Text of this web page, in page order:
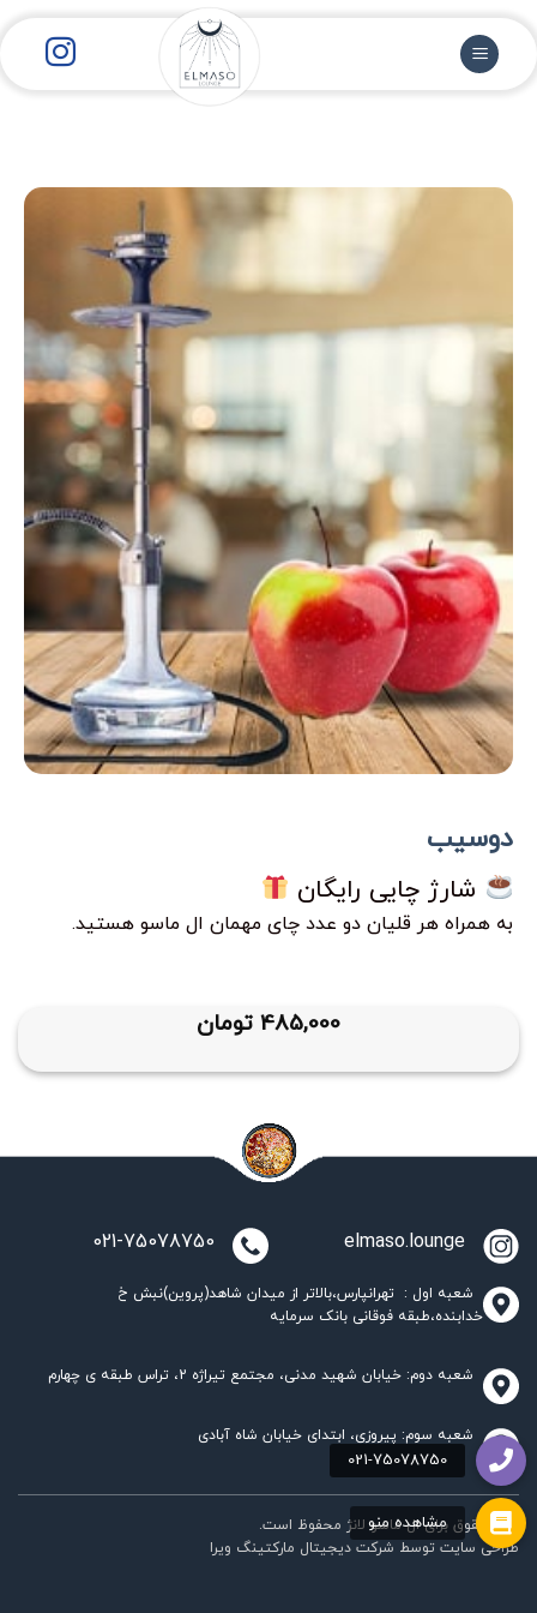
محتوا
دوسیب
شارژ چایی رایگان
به همراه هر قلیان دو عدد چای مهمان ال ماسو هستید.
485,000 تومان
elmaso.lounge
شعبه اول : تهرانپارس،بالاتر از میدان شاهد(پروین)نبش خ
خدابنده،طبقه فوقانی بانک سرمایه
شعبه دوم: خیابان شهید مدنی، مجتمع تیراژه 2، تراس طبقه ی چهارم
شعبه سوم: پیروزی، ابتدای خیابان شاه آبادی
تمام حقوق برای ال ماسو لانژ محفوظ است.
طراحی سایت توسط شرکت دیجیتال مارکتینگ ویرا